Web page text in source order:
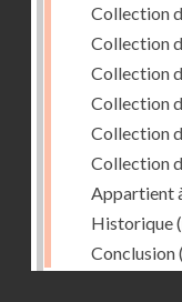
Collection
Collection
Collection
Collection
Collection
Collection
Appartient
Historique
Conclusion